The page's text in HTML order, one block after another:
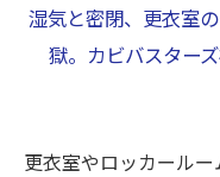
湿気と密閉、更衣室
獄。カビバスター
更衣室やロッカール